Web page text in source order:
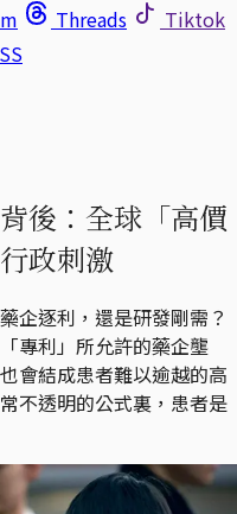
Threads
Tiktok
後：全球「高價
政刺激
企逐利，還是研發剛需？
專利」所允許的藥企壟
會結成患者難以逾越的高
不透明的公式裏，患者是